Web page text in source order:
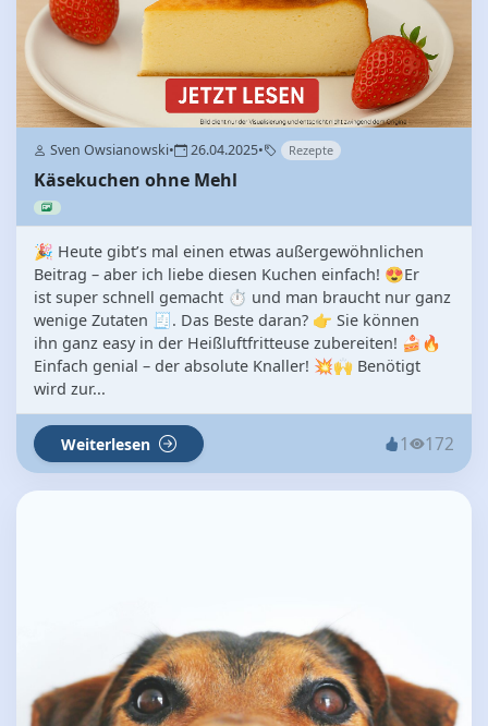
Sven Owsianowski• 26.04.2025• Rezepte
Käsekuchen ohne Mehl
🎉 Heute gibt’s mal einen etwas außergewöhnlichen
Beitrag – aber ich liebe diesen Kuchen einfach! 😍Er
ist super schnell gemacht ⏱️ und man braucht nur ganz
wenige Zutaten 🧾. Das Beste daran? 👉 Sie können
ihn ganz easy in der Heißluftfritteuse zubereiten! 🍰🔥
Einfach genial – der absolute Knaller! 💥🙌 Benötigt
wird zur...
Weiterlesen 1 172